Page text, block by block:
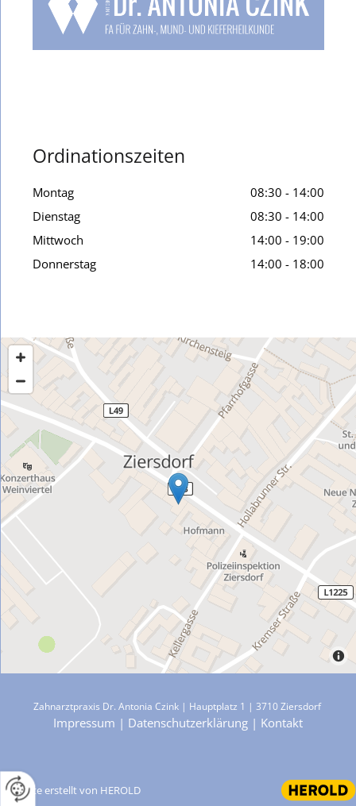
Ordinationszeiten
Montag
08:30 - 14:00
Dienstag
08:30 - 14:00
Mittwoch
14:00 - 19:00
Donnerstag
14:00 - 18:00
Zahnarztpraxis Dr. Antonia Czink | Hauptplatz 1 | 3710 Ziersdorf
Impressum | Datenschutzerklärung | Kontakt
Website erstellt von HEROLD